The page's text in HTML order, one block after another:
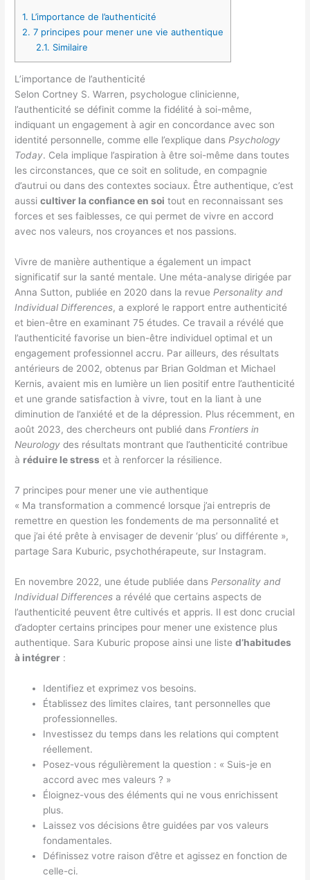
1. L’importance de l’authenticité
2. 7 principes pour mener une vie authentique
2.1. Similaire
L’importance de l’authenticité
Selon Cortney S. Warren, psychologue clinicienne,
l’authenticité se définit comme la fidélité à soi-même,
indiquant un engagement à agir en concordance avec son
identité personnelle, comme elle l’explique dansPsychology
Today. Cela implique l’aspiration à être soi-même dans toutes
les circonstances, que ce soit en solitude, en compagnie
d’autrui ou dans des contextes sociaux. Être authentique, c’est
aussicultiver la confiance en soi tout en reconnaissant ses
forces et ses faiblesses, ce qui permet de vivre en accord
avec nos valeurs, nos croyances et nos passions.
Vivre de manière authentique a également un impact
significatif sur la santé mentale. Une méta-analyse dirigée par
Anna Sutton, publiée en 2020 dans la revuePersonality and
Individual Differences, a exploré le rapport entre authenticité
et bien-être en examinant 75 études. Ce travail a révélé que
l’authenticité favorise un bien-être individuel optimal et un
engagement professionnel accru. Par ailleurs, des résultats
antérieurs de 2002, obtenus par Brian Goldman et Michael
Kernis, avaient mis en lumière un lien positif entre l’authenticité
et une grande satisfaction à vivre, tout en la liant à une
diminution de l’anxiété et de la dépression. Plus récemment, en
août 2023, des chercheurs ont publié dansFrontiers in
Neurology des résultats montrant que l’authenticité contribue
à réduire le stress et à renforcer la résilience.
7 principes pour mener une vie authentique
« Ma transformation a commencé lorsque j’ai entrepris de
remettre en question les fondements de ma personnalité et
que j’ai été prête à envisager de devenir ‘plus’ ou différente »,
partage Sara Kuburic, psychothérapeute, sur Instagram.
En novembre 2022, une étude publiée dans Personality and
Individual Differences a révélé que certains aspects de
l’authenticité peuvent être cultivés et appris. Il est donc crucial
d’adopter certains principes pour mener une existence plus
authentique. Sara Kuburic propose ainsi une listed’habitudes
à intégrer :
Identifiez et exprimez vos besoins.
Établissez des limites claires, tant personnelles que
professionnelles.
Investissez du temps dans les relations qui comptent
réellement.
Posez-vous régulièrement la question : « Suis-je en
accord avec mes valeurs ? »
Éloignez-vous des éléments qui ne vous enrichissent
plus.
Laissez vos décisions être guidées par vos valeurs
fondamentales.
Définissez votre raison d’être et agissez en fonction de
celle-ci.